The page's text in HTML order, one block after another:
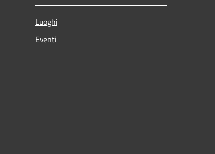
Luoghi
Eventi